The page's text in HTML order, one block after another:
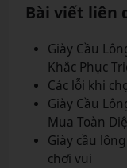
Bài viết liên
Giày Cầu
Khắc Phục
Các lỗi khi
Giày Cầu
Mua Toàn
Giày cầu
chơi vui